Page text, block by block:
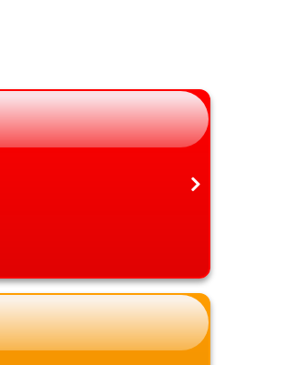
静岡県
愛知県
鹿児島県
沖縄県